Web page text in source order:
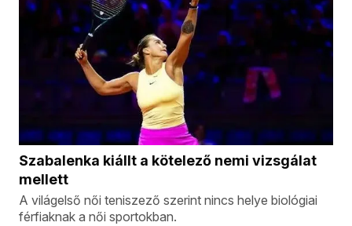
Szabalenka kiállt a kötelező nemi vizsgálat
mellett
A világelső női teniszező szerint nincs helye biológiai
férfiaknak a női sportokban.